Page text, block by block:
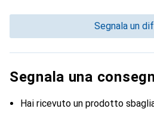
Segnala un
Segnala una
Hai ricevuto un prodotto